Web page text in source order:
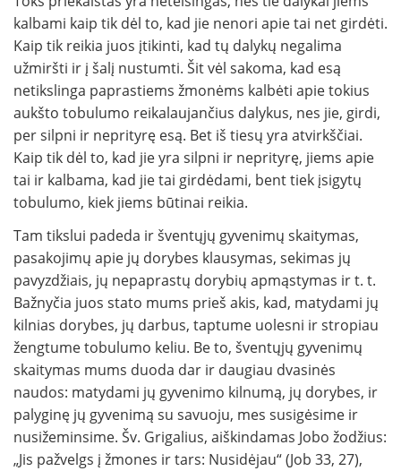
kalbami kaip tik dėl to, kad jie nenori apie tai net girdėti.
Kaip tik reikia juos įtikinti, kad tų dalykų negalima
užmiršti ir į šalį nustumti. Šit vėl sakoma, kad esą
netikslinga paprastiems žmonėms kal­bėti apie tokius
aukšto tobulumo reikalaujančius dalykus, nes jie, girdi,
per silpni ir neprityrę esą. Bet iš tiesų yra atvirkščiai.
Kaip tik dėl to, kad jie yra silpni ir neprityrę, jiems apie
tai ir kalbama, kad jie tai girdėdami, bent tiek įsigytų
tobulumo, kiek jiems būtinai reikia.
Tam tikslui padeda ir šventųjų gyveni­mų skaitymas,
pasakojimų apie jų dorybes klausymas, sekimas jų
pavyzdžiais, jų nepapras­tų dorybių apmąstymas ir t. t.
Bažnyčia juos stato mums prieš akis, kad, matydami jų
kilnias dorybes, jų dar­bus, taptume uolesni ir stropiau
žengtume tobulumo keliu. Be to, šventųjų gyvenimų
skaitymas mums duoda dar ir daugiau dvasinės
naudos: matydami jų gyvenimo kilnumą, jų dorybes, ir
palyginę jų gyvenimą su savuoju, mes susigėsime ir
nusižeminsime. Šv. Grigalius, aiškindamas Jobo žodžius:
„Jis pažvelgs į žmones ir tars: Nusidėjau“ (Job 33, 27),